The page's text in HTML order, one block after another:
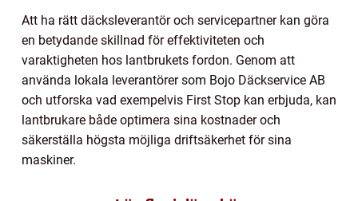
Att ha rätt däcksleverantör och servicepartner kan göra
en betydande skillnad för effektiviteten och
varaktigheten hos lantbrukets fordon. Genom att
använda lokala leverantörer som Bojo Däckservice AB
och utforska vad exempelvis First Stop kan erbjuda, kan
lantbrukare både optimera sina kostnader och
säkerställa högsta möjliga driftsäkerhet för sina
maskiner.